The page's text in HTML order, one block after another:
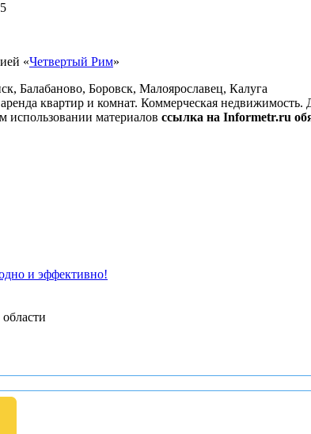
«Четвертый Рим»
Балабаново, Боровск, Малоярославец, Калуга
квартир и комнат. Коммерческая недвижимость.
материалов ссылка на Informetr.ru
и эффективно!